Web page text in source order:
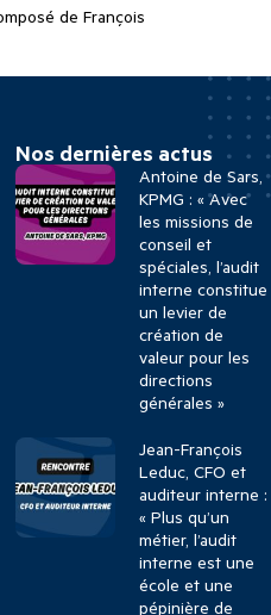
de François
Nos dernières actus
Antoine de Sars,
KPMG : « Avec
les missions de
conseil et
spéciales, l’audit
interne constitue
un levier de
création de
valeur pour les
directions
générales »
Jean-François
Leduc, CFO et
auditeur interne :
« Plus qu’un
métier, l’audit
interne est une
école et une
pépinière de